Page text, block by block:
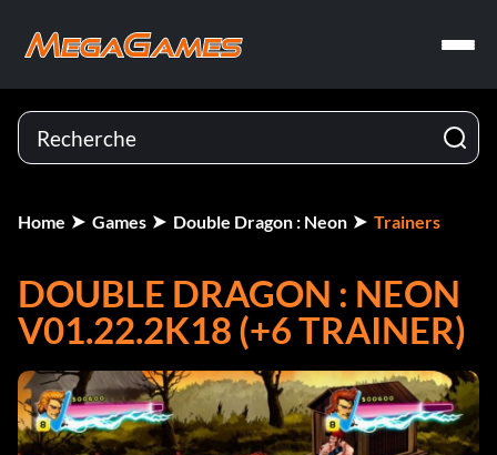
Home Games Double Dragon : Neon Trainers
DOUBLE DRAGON : NEON
V01.22.2K18 (+6 TRAINER)